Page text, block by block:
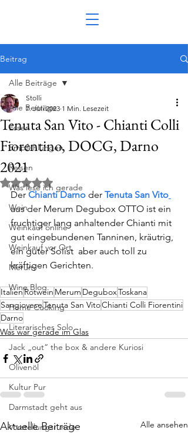
Beitrag
Alle Beiträge
Essen
Empfehlungen
Reisen
Was lese ich gerade
Wein
Weinkauf online
Weinkauf vor Ort
Merum
Wine Blog
Home Cooking
Literarisches Solo
Jack „out“ the box & andere Kuriosi
Olivenöl
Kultur Pur
Darmstadt geht aus
Vorstellungsrunde
Alle Beiträge
Tenuta San Vito - Chianti Colli
Fiorentino, DOCG, Darno
2021
Stolli
7. Juli 2023 1 Min. Lesezeit
Mit NaN von 5 Sternen bewertet.
Der Chianti Darno der Tenuta San Vito
aus der Merum Degubox OTTO ist ein
fruchtiger lang anhaltender Chianti mit
gut eingebundenen Tanninen, kräutrig,
ein guter Solist  aber auch toll zu
kräftigen Gerichten.
ItalienRotwein Merum DeguboxToskana
SangioveseTenuta San VitoChianti Colli Fiorentini
Darno
Was war gerade im Glas
Aktuelle Beiträge Alle ansehen